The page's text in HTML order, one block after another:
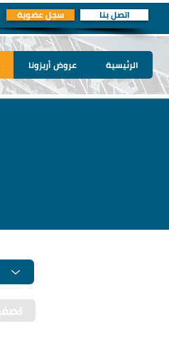
سجل عضوية اتصل بنا
الرئيسية عروض أريزونا